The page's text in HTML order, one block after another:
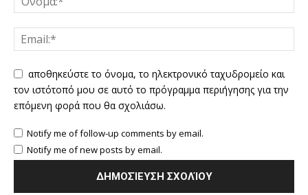
αποθηκεύστε το όνομα, το ηλεκτρονικό ταχυδρομείο και
τον ιστότοπό μου σε αυτό το πρόγραμμα περιήγησης για την
επόμενη φορά που θα σχολιάσω.
Notify me of follow-up comments by email.
Notify me of new posts by email.